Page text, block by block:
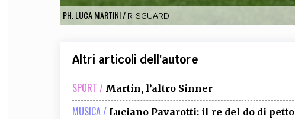
PH. LUCA MARTINI/ RISGUARDI
Altri articoli dell'autore
SPORT / Martin, l’altro Sinner
MUSICA / Luciano Pavarotti: il re del do di